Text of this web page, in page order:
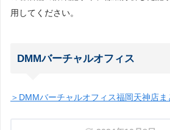
用してください。
DMMバーチャルオフィス
＞DMMバーチャルオフィス福岡天神店